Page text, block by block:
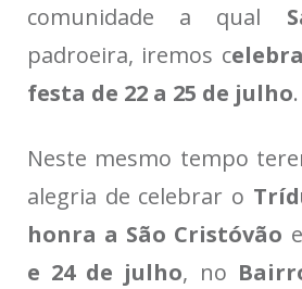
comunidade a qual
padroeira, iremos c
festa de 22 a 25 de julho.
Neste mesmo tempo
alegria de celebrar o
honra a São Cristóvão
e 24 de julho, no